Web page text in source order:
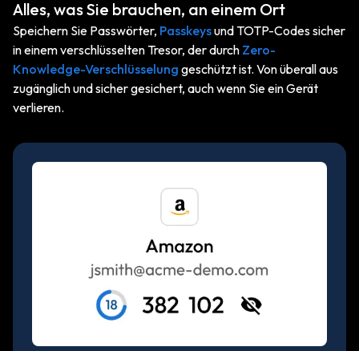
Alles, was Sie brauchen, an einem Ort
Speichern Sie Passwörter, Passkeysund TOTP-Codes sicher
in einem verschlüsselten Tresor, der durch Zero-
Knowledge-Verschlüsselung geschützt ist. Von überall aus
zugänglich und sicher gesichert, auch wenn Sie ein Gerät
verlieren.